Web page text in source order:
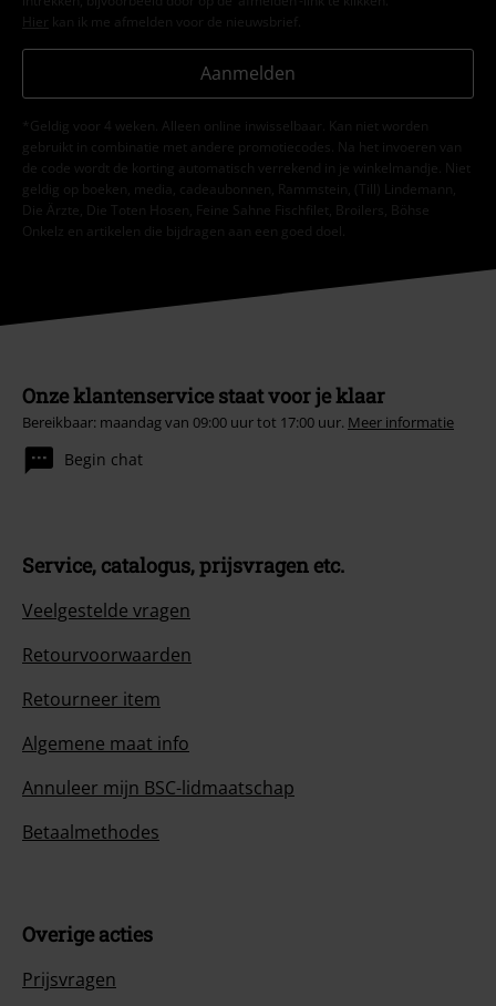
Hier kan ik me afmelden voor de nieuwsbrief.
Aanmelden
*Geldig voor 4 weken. Alleen online inwisselbaar. Kan niet worden
gebruikt in combinatie met andere promotiecodes. Na het invoeren van
de code wordt de korting automatisch verrekend in je winkelmandje. Niet
geldig op boeken, media, cadeaubonnen, Rammstein, (Till) Lindemann,
Die Ärzte, Die Toten Hosen, Feine Sahne Fischfilet, Broilers, Böhse
Onkelz en artikelen die bijdragen aan een goed doel.
Onze klantenservice staat voor je klaar
Bereikbaar: maandag van 09:00 uur tot 17:00 uur. Meer informatie
Begin chat
Service, catalogus, prijsvragen etc.
Veelgestelde vragen
Retourvoorwaarden
Retourneer item
Algemene maat info
Annuleer mijn BSC-lidmaatschap
Betaalmethodes
Overige acties
Prijsvragen